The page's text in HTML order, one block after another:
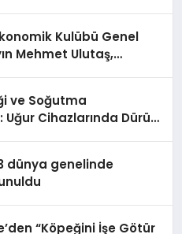
Kulübü Genel
Mehmet Ulutaş,
ve Soğutma
Uğur Cihazlarında Dürüst
dünya genelinde
“Köpeğini İşe Götür